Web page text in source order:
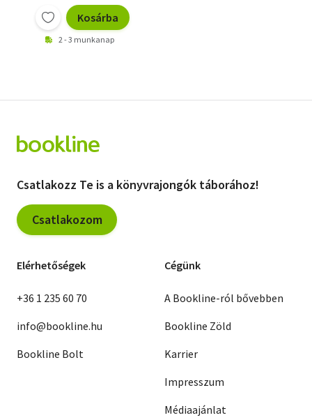
Kosárba
2 - 3 munkanap
Csatlakozz Te is a könyvrajongók táborához!
Csatlakozom
Elérhetőségek
+36 1 235 60 70
info@bookline.hu
Bookline Bolt
Cégünk
A Bookline-ról bővebben
Bookline Zöld
Karrier
Impresszum
Médiaajánlat